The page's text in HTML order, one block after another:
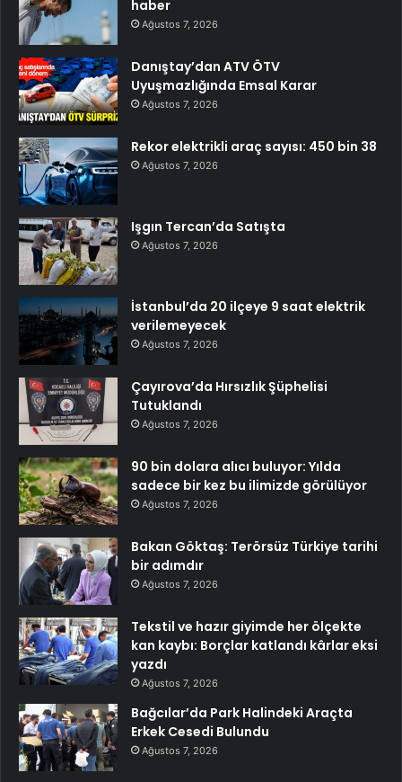
haber
Ağustos 7, 2026
Danıştay’dan ATV ÖTV
Uyuşmazlığında Emsal Karar
Ağustos 7, 2026
Rekor elektrikli araç sayısı: 450 bin 38
Ağustos 7, 2026
Işgın Tercan’da Satışta
Ağustos 7, 2026
İstanbul’da 20 ilçeye 9 saat elektrik
verilemeyecek
Ağustos 7, 2026
Çayırova’da Hırsızlık Şüphelisi
Tutuklandı
Ağustos 7, 2026
90 bin dolara alıcı buluyor: Yılda
sadece bir kez bu ilimizde görülüyor
Ağustos 7, 2026
Bakan Göktaş: Terörsüz Türkiye tarihi
bir adımdır
Ağustos 7, 2026
Tekstil ve hazır giyimde her ölçekte
kan kaybı: Borçlar katlandı kârlar eksi
yazdı
Ağustos 7, 2026
Bağcılar’da Park Halindeki Araçta
Erkek Cesedi Bulundu
Ağustos 7, 2026